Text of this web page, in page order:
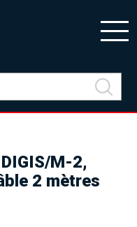
M-2,
2 mètres